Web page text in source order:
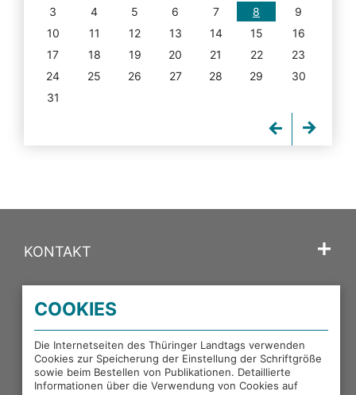
3
4 5 6 7 8
9
10
11 12 13 14 15
16
17
18 19 20 21 22
23
24
25 26 27 28 29
30
31
KONTAKT
PORTALE DES THÜRINGER LANDTAGS
EXTERNE LINKS
COOKIES
Die Internetseiten des Thüringer Landtags verwenden
Cookies zur Speicherung der Einstellung der Schriftgröße
sowie beim Bestellen von Publikationen. Detaillierte
Informationen über die Verwendung von Cookies auf